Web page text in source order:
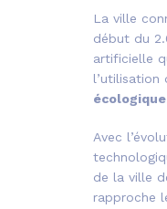
La ville
début du
artificielle
l’utilisation
écologique
Avec
de la ville
rapproche